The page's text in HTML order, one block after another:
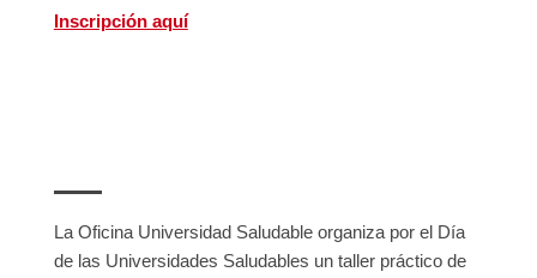
Inscripción aquí
La Oficina Universidad Saludable organiza por el Día
de las Universidades Saludables un taller práctico de